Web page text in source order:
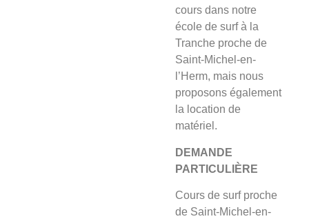
cours dans notre
école de surf à la
Tranche proche de
Saint-Michel-en-
l’Herm, mais nous
proposons également
la location de
matériel.
DEMANDE
PARTICULIÈRE
Cours de surf proche
de Saint-Michel-en-